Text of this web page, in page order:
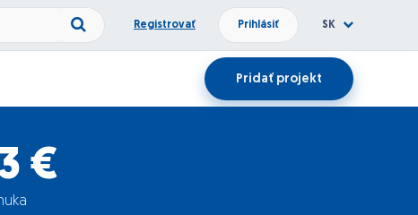
Registrovať Prihlásiť SK
Pridať projekt
€